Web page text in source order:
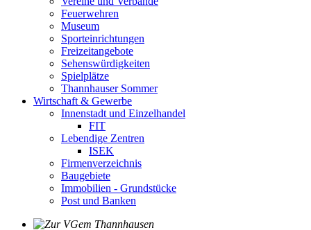
Feuerwehren
Museum
Sporteinrichtungen
Freizeitangebote
Sehenswürdigkeiten
Spielplätze
Thannhauser Sommer
Wirtschaft & Gewerbe
Innenstadt und Einzelhandel
FIT
Lebendige Zentren
ISEK
Firmenverzeichnis
Baugebiete
Immobilien - Grundstücke
Post und Banken